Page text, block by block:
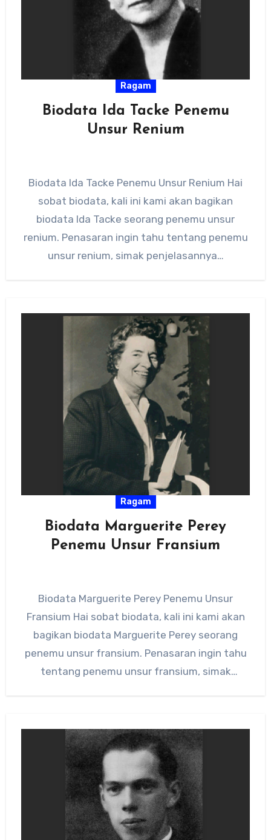
Ragam
Biodata Ida Tacke Penemu
Unsur Renium
Biodata Ida Tacke Penemu Unsur Renium Hai
sobat biodata, kali ini kami akan bagikan
biodata Ida Tacke seorang penemu unsur
renium. Penasaran ingin tahu tentang penemu
unsur renium, simak penjelasannya…
Ragam
Biodata Marguerite Perey
Penemu Unsur Fransium
Biodata Marguerite Perey Penemu Unsur
Fransium Hai sobat biodata, kali ini kami akan
bagikan biodata Marguerite Perey seorang
penemu unsur fransium. Penasaran ingin tahu
tentang penemu unsur fransium, simak